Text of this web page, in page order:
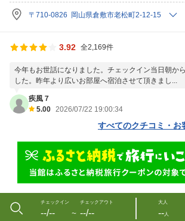
〒710-0826 岡山県倉敷市老松町2-12-15
3.92 全2,169件
今年もお世話になりました。チェックイン当日朝か
した。昨年より広いお部屋へ宿泊させて頂きまし...
疾風７
5.00 2026/07/22 19:00:34
すべてのクチコミ・お
チェックイン
--/-- 〜
チェックアウト
--/--
大人
--人